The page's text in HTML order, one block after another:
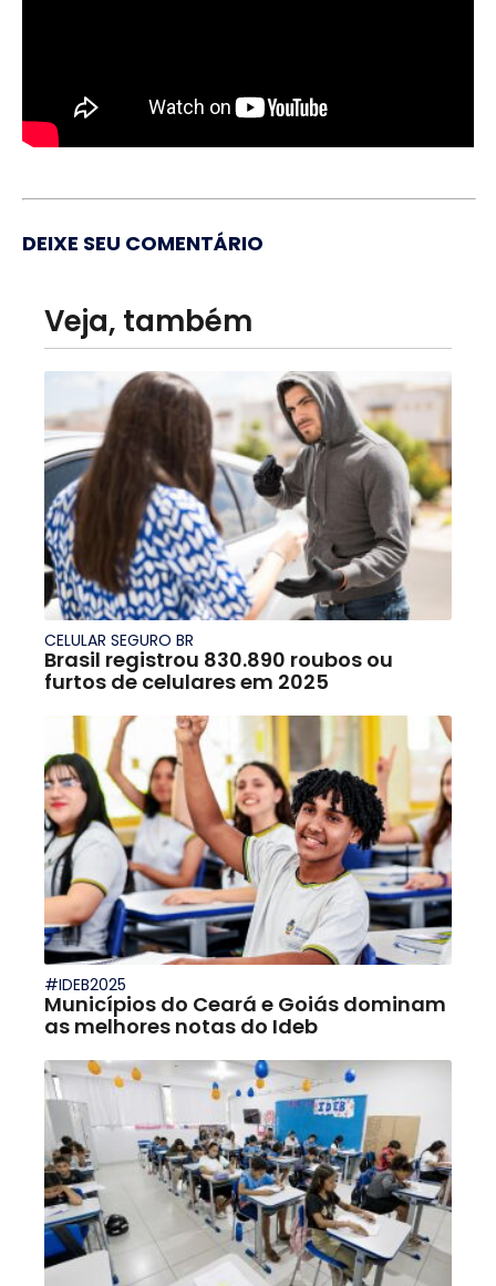
DEIXE SEU COMENTÁRIO
Veja, também
CELULAR SEGURO BR
Brasil registrou 830.890 roubos ou
furtos de celulares em 2025
#IDEB2025
Municípios do Ceará e Goiás dominam
as melhores notas do Ideb